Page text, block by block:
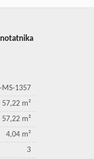
MS-1357
57,22 m²
57,22 m²
4,04 m²
3